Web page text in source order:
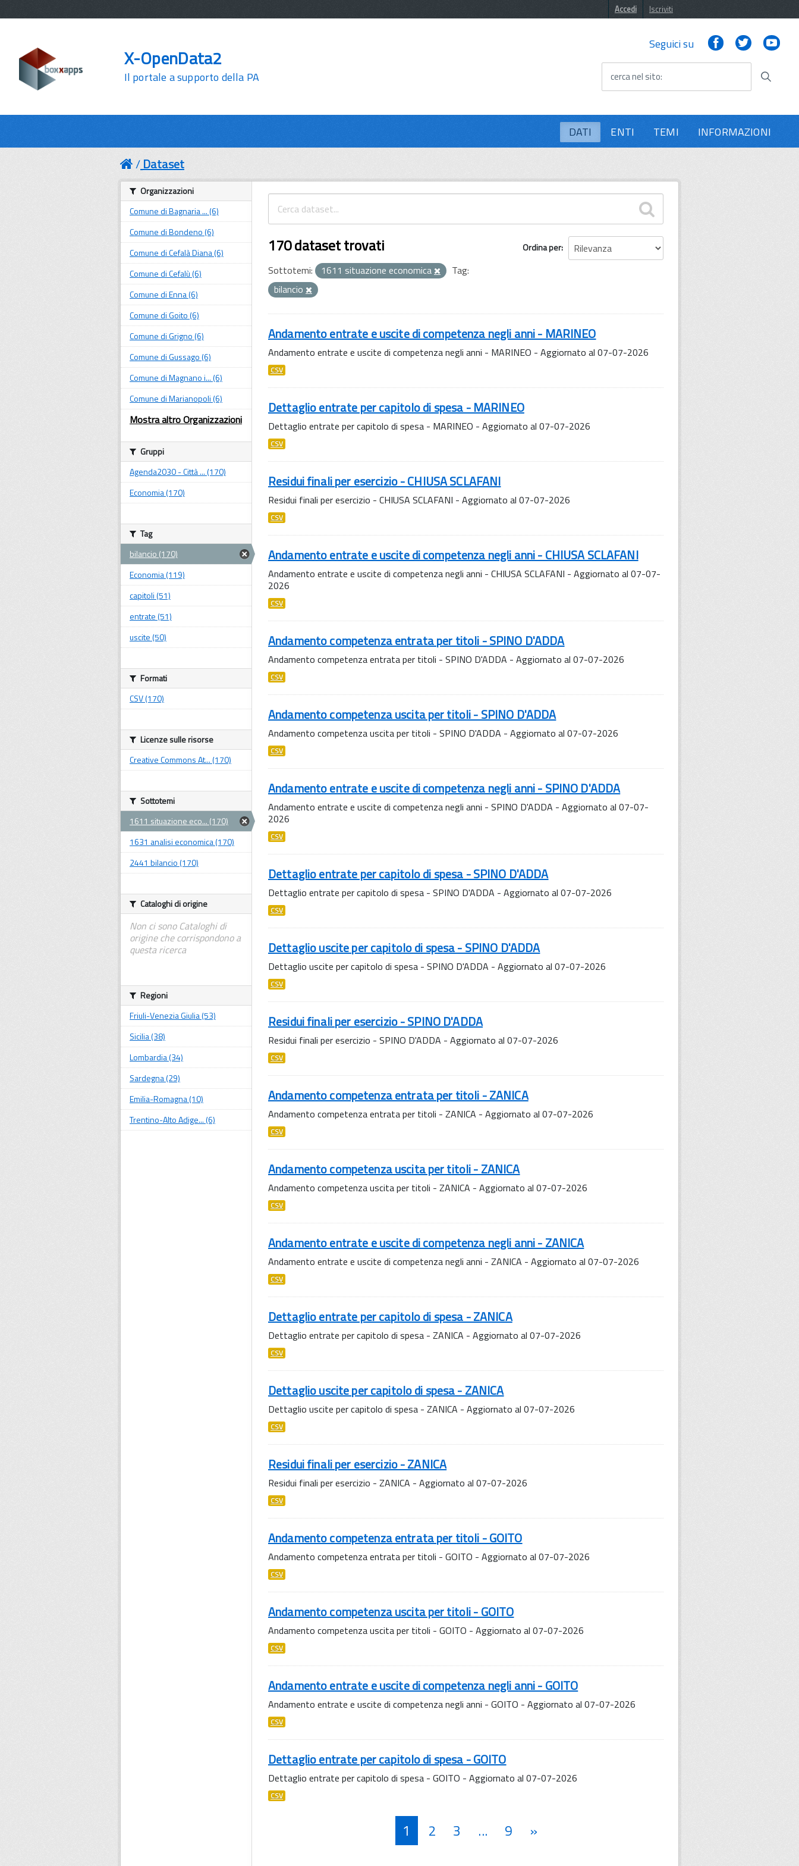
Accedi Iscriviti
X-OpenData2
Il portale a supporto della PA
Seguici su FacebookTwitter
cerca nel sito
DATI ENTI TEMI INFORMAZIONI
Dataset
Ordina per
170 dataset trovati
Sottotemi: 1611 situazione economica
Tag:
bilancio
Andamento entrate e uscite di competenza negli anni - MARINEO
Andamento entrate e uscite di competenza negli anni - MARINEO - Aggiornato al 07-07-2026
CSV
Dettaglio entrate per capitolo di spesa - MARINEO
Dettaglio entrate per capitolo di spesa - MARINEO - Aggiornato al 07-07-2026
CSV
Residui finali per esercizio - CHIUSA SCLAFANI
Residui finali per esercizio - CHIUSA SCLAFANI - Aggiornato al 07-07-2026
CSV
Andamento entrate e uscite di competenza negli anni - CHIUSA SCLAFANI
Andamento entrate e uscite di competenza negli anni - CHIUSA SCLAFANI - Aggiornato al 07-07-
2026
CSV
Andamento competenza entrata per titoli - SPINO D'ADDA
Andamento competenza entrata per titoli - SPINO D'ADDA - Aggiornato al 07-07-2026
CSV
Andamento competenza uscita per titoli - SPINO D'ADDA
Andamento competenza uscita per titoli - SPINO D'ADDA - Aggiornato al 07-07-2026
CSV
Andamento entrate e uscite di competenza negli anni - SPINO D'ADDA
Andamento entrate e uscite di competenza negli anni - SPINO D'ADDA - Aggiornato al 07-07-
2026
CSV
Dettaglio entrate per capitolo di spesa - SPINO D'ADDA
Dettaglio entrate per capitolo di spesa - SPINO D'ADDA - Aggiornato al 07-07-2026
CSV
Dettaglio uscite per capitolo di spesa - SPINO D'ADDA
Dettaglio uscite per capitolo di spesa - SPINO D'ADDA - Aggiornato al 07-07-2026
CSV
Residui finali per esercizio - SPINO D'ADDA
Residui finali per esercizio - SPINO D'ADDA - Aggiornato al 07-07-2026
CSV
Andamento competenza entrata per titoli - ZANICA
Andamento competenza entrata per titoli - ZANICA - Aggiornato al 07-07-2026
CSV
Andamento competenza uscita per titoli - ZANICA
Andamento competenza uscita per titoli - ZANICA - Aggiornato al 07-07-2026
CSV
Andamento entrate e uscite di competenza negli anni - ZANICA
Andamento entrate e uscite di competenza negli anni - ZANICA - Aggiornato al 07-07-2026
CSV
Dettaglio entrate per capitolo di spesa - ZANICA
Dettaglio entrate per capitolo di spesa - ZANICA - Aggiornato al 07-07-2026
CSV
Dettaglio uscite per capitolo di spesa - ZANICA
Dettaglio uscite per capitolo di spesa - ZANICA - Aggiornato al 07-07-2026
CSV
Residui finali per esercizio - ZANICA
Residui finali per esercizio - ZANICA - Aggiornato al 07-07-2026
CSV
Andamento competenza entrata per titoli - GOITO
Andamento competenza entrata per titoli - GOITO - Aggiornato al 07-07-2026
CSV
Andamento competenza uscita per titoli - GOITO
Andamento competenza uscita per titoli - GOITO - Aggiornato al 07-07-2026
CSV
Andamento entrate e uscite di competenza negli anni - GOITO
Andamento entrate e uscite di competenza negli anni - GOITO - Aggiornato al 07-07-2026
CSV
Dettaglio entrate per capitolo di spesa - GOITO
Dettaglio entrate per capitolo di spesa - GOITO - Aggiornato al 07-07-2026
CSV
1 2 3 ... 9 »
Organizzazioni
Comune di Bagnaria ... (6)
Comune di Bondeno (6)
Comune di Cefalà Diana (6)
Comune di Cefalù (6)
Comune di Enna (6)
Comune di Goito (6)
Comune di Grigno (6)
Comune di Gussago (6)
Comune di Magnano i... (6)
Comune di Marianopoli (6)
Mostra altro Organizzazioni
Gruppi
Agenda2030 - Città ... (170)
Economia (170)
Tag
bilancio (170)
Economia (119)
capitoli (51)
entrate (51)
uscite (50)
Formati
CSV (170)
Licenze sulle risorse
Creative Commons At... (170)
Sottotemi
1611 situazione eco... (170)
1631 analisi economica (170)
2441 bilancio (170)
Cataloghi di origine
Non ci sono Cataloghi di
origine che corrispondono a
questa ricerca
Regioni
Friuli-Venezia Giulia (53)
Sicilia (38)
Lombardia (34)
Sardegna (29)
Emilia-Romagna (10)
Trentino-Alto Adige... (6)